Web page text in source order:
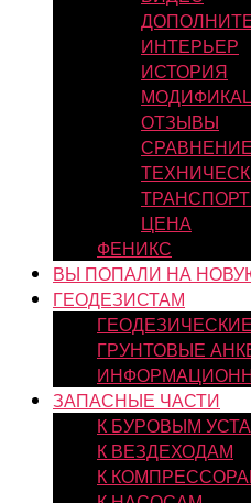
ИНТЕРЬЕР
ИСТОРИЯ
ОТЗЫВЫ
СРАВНЕНИЕ
ЦЕНА
ФЕНИКС
ВЫ ПОПАЛИ НА
ГЕОДЕЗИСТАМ
ГРУНТОВЫЕ
ЗАПАСНЫЕ ЧАСТИ
К БУРОВЫМ
К ВЕЗДЕХОДАМ
К